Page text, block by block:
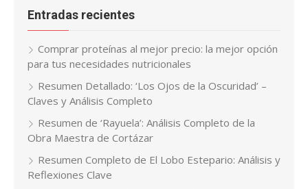
Entradas recientes
Comprar proteínas al mejor precio: la mejor opción
para tus necesidades nutricionales
Resumen Detallado: ‘Los Ojos de la Oscuridad’ –
Claves y Análisis Completo
Resumen de ‘Rayuela’: Análisis Completo de la
Obra Maestra de Cortázar
Resumen Completo de El Lobo Estepario: Análisis y
Reflexiones Clave